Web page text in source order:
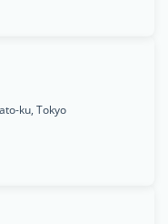
ku, Tokyo